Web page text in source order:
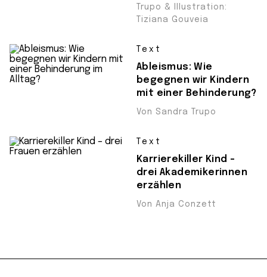
Trupo & Illustration:
Tiziana Gouveia
Text
Ableismus: Wie
begegnen wir Kindern
mit einer Behinderung?
Von Sandra Trupo
Text
Karrierekiller Kind –
drei Akademikerinnen
erzählen
Von Anja Conzett